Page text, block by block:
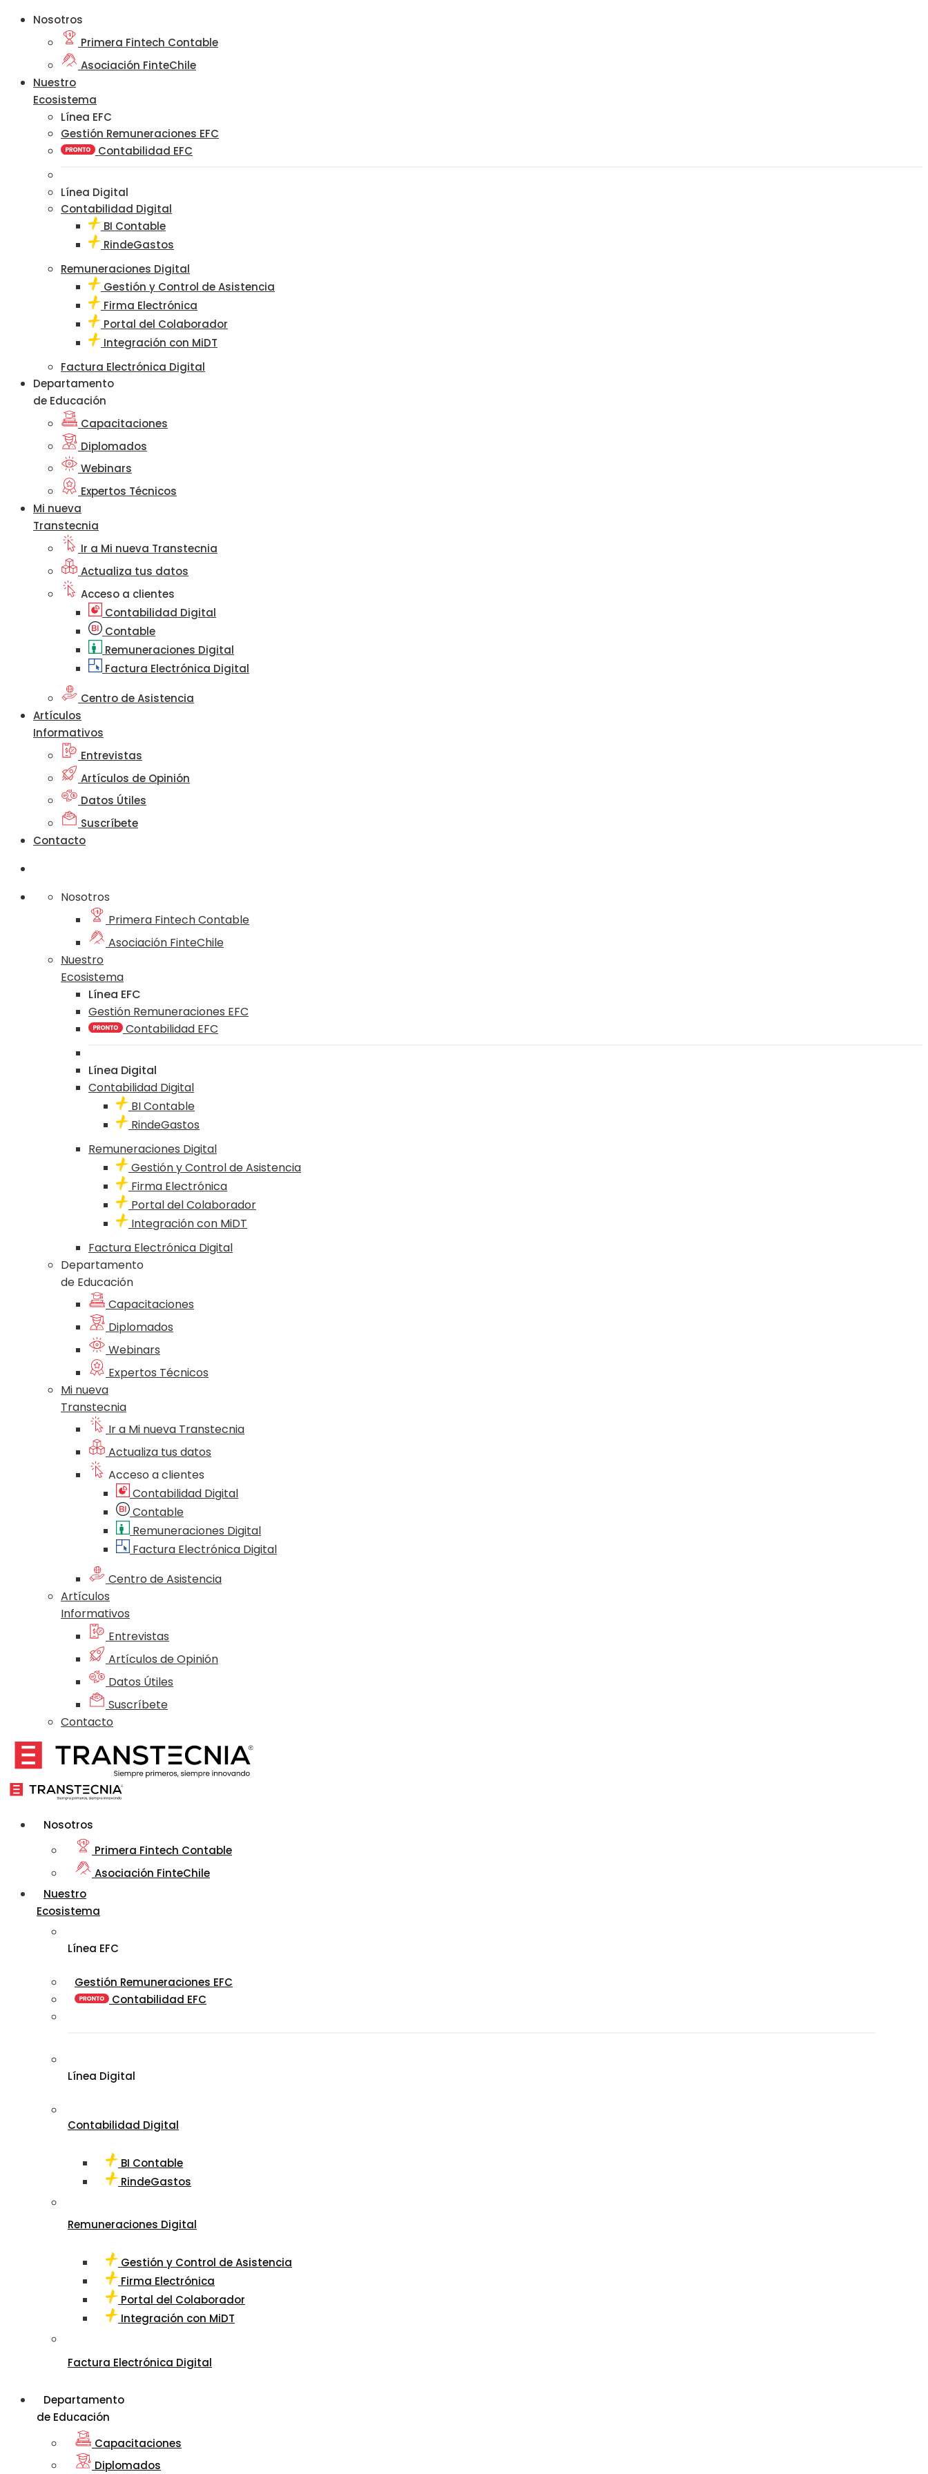
Nosotros
Primera Fintech Contable
Asociación FinteChile
Nuestro
Ecosistema
Línea EFC
Gestión Remuneraciones EFC
Contabilidad EFC
Línea Digital
Contabilidad Digital
BI Contable
RindeGastos
Remuneraciones Digital
Gestión y Control de Asistencia
Firma Electrónica
Portal del Colaborador
Integración con MiDT
Factura Electrónica Digital
Departamento
de Educación
Capacitaciones
Diplomados
Webinars
Expertos Técnicos
Mi nueva
Transtecnia
Ir a Mi nueva Transtecnia
Actualiza tus datos
Acceso a clientes
Contabilidad Digital
Contable
Remuneraciones Digital
Factura Electrónica Digital
Centro de Asistencia
Artículos
Informativos
Entrevistas
Artículos de Opinión
Datos Útiles
Suscríbete
Contacto
Nosotros
Primera Fintech Contable
Asociación FinteChile
Nuestro
Ecosistema
Línea EFC
Gestión Remuneraciones EFC
Contabilidad EFC
Línea Digital
Contabilidad Digital
BI Contable
RindeGastos
Remuneraciones Digital
Gestión y Control de Asistencia
Firma Electrónica
Portal del Colaborador
Integración con MiDT
Factura Electrónica Digital
Departamento
de Educación
Capacitaciones
Diplomados
Webinars
Expertos Técnicos
Mi nueva
Transtecnia
Ir a Mi nueva Transtecnia
Actualiza tus datos
Acceso a clientes
Contabilidad Digital
Contable
Remuneraciones Digital
Factura Electrónica Digital
Centro de Asistencia
Artículos
Informativos
Entrevistas
Artículos de Opinión
Datos Útiles
Suscríbete
Contacto
Nosotros
Primera Fintech Contable
Asociación FinteChile
Nuestro
Ecosistema
Línea EFC
Gestión Remuneraciones EFC
Contabilidad EFC
Línea Digital
Contabilidad Digital
BI Contable
RindeGastos
Remuneraciones Digital
Gestión y Control de Asistencia
Firma Electrónica
Portal del Colaborador
Integración con MiDT
Factura Electrónica Digital
Departamento
de Educación
Capacitaciones
Diplomados